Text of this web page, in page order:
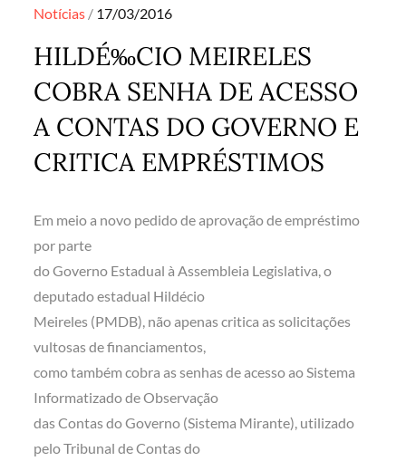
Notícias Posted
on
17/03/2016
HILDÉ‰CIO MEIRELES
COBRA SENHA DE ACESSO
A CONTAS DO GOVERNO E
CRITICA EMPRÉSTIMOS
Em meio a novo pedido de aprovação de empréstimo
por parte
do Governo Estadual à Assembleia Legislativa, o
deputado estadual Hildécio
Meireles (PMDB), não apenas critica as solicitações
vultosas de financiamentos,
como também cobra as senhas de acesso ao Sistema
Informatizado de Observação
das Contas do Governo (Sistema Mirante), utilizado
pelo Tribunal de Contas do